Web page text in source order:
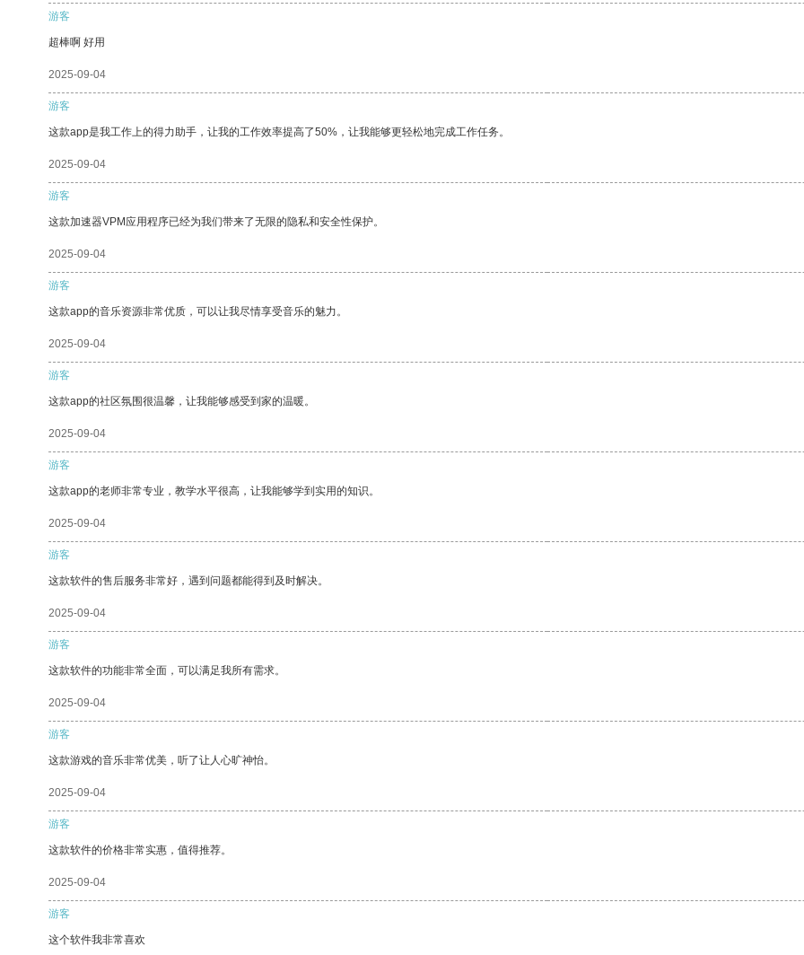
游客
超棒啊 好用
2025-09-04
游客
这款app是我工作上的得力助手，让我的工作效率提高了50%，让我能够更轻松地完成工作任务。
2025-09-04
游客
这款加速器VPM应用程序已经为我们带来了无限的隐私和安全性保护。
2025-09-04
游客
这款app的音乐资源非常优质，可以让我尽情享受音乐的魅力。
2025-09-04
游客
这款app的社区氛围很温馨，让我能够感受到家的温暖。
2025-09-04
游客
这款app的老师非常专业，教学水平很高，让我能够学到实用的知识。
2025-09-04
游客
这款软件的售后服务非常好，遇到问题都能得到及时解决。
2025-09-04
游客
这款软件的功能非常全面，可以满足我所有需求。
2025-09-04
游客
这款游戏的音乐非常优美，听了让人心旷神怡。
2025-09-04
游客
这款软件的价格非常实惠，值得推荐。
2025-09-04
游客
这个软件我非常喜欢